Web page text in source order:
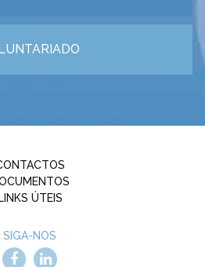
LINKS ÚTEIS
SIGA-NOS